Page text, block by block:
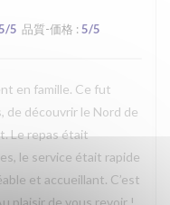
/5 品質-価格 :5/5
en famille. Ce fut
de découvrir le Nord de
Le repas était
le service était rapide
et accueillant. C’est
plaisir de vous revoir !